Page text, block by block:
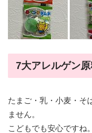
7大アレルゲン
たまご・乳・小麦・そ
ません。
こどもでも安心ですね。